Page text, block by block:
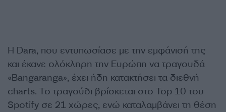
Η Dara, που εντυπωσίασε με την εμφάνισή της
και έκανε ολόκληρη την Ευρώπη να τραγουδά
«Bangaranga», έχει ήδη κατακτήσει τα διεθνή
charts. Το τραγούδι βρίσκεται στο Top 10 του
Spotify σε 21 χώρες, ενώ καταλαμβάνει τη θέση